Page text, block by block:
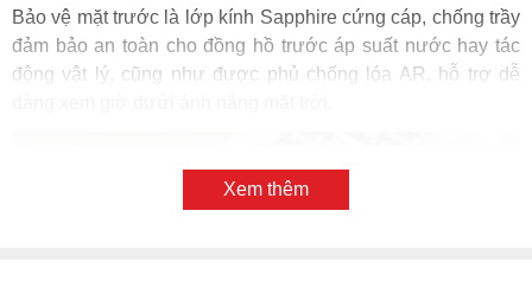
Bảo vệ mặt trước là lớp kính Sapphire cứng cáp, chống trầy
đảm bảo an toàn cho đồng hồ trước áp suất nước hay tác
động vật lý, cũng như được phủ chống lóa AR, hỗ trợ dễ
Xem thêm